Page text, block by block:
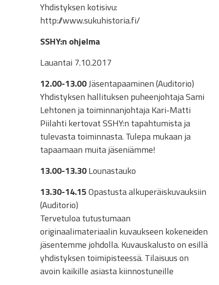
Yhdistyksen kotisivu:
http://www.sukuhistoria.fi/
SSHY:n ohjelma
Lauantai 7.10.2017
12.00-13.00Jäsentapaaminen (Auditorio)
Yhdistyksen hallituksen puheenjohtaja Sami
Lehtonen ja toiminnanjohtaja Kari-Matti
Piilahti kertovat SSHY:n tapahtumista ja
tulevasta toiminnasta. Tulepa mukaan ja
tapaamaan muita jäseniämme!
13.00-13.30Lounastauko
13.30-14.15Opastusta alkuperäiskuvauksiin
(Auditorio)
Tervetuloa tutustumaan
originaalimateriaalin kuvaukseen kokeneiden
jäsentemme johdolla. Kuvauskalusto on esillä
yhdistyksen toimipisteessä. Tilaisuus on
avoin kaikille asiasta kiinnostuneille